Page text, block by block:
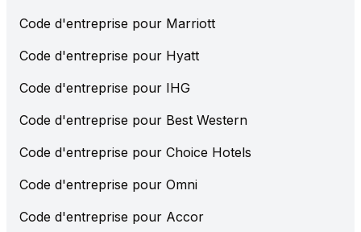
Code d'entreprise pour Marriott
Code d'entreprise pour Hyatt
Code d'entreprise pour IHG
Code d'entreprise pour Best Western
Code d'entreprise pour Choice Hotels
Code d'entreprise pour Omni
Code d'entreprise pour Accor